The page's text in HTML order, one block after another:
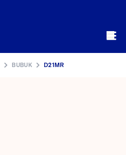
BUBUK D21MR